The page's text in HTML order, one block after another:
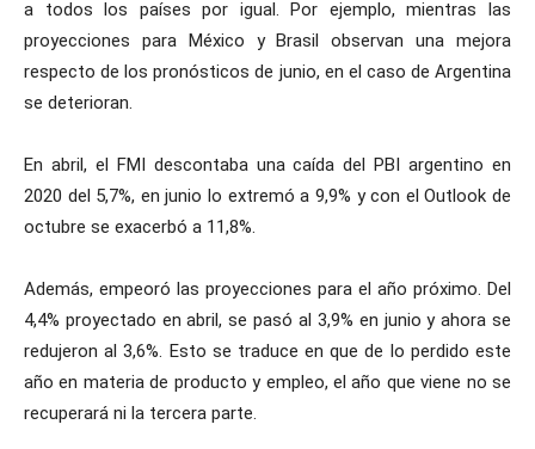
a todos los países por igual. Por ejemplo, mientras las
proyecciones para México y Brasil observan una mejora
respecto de los pronósticos de junio, en el caso de Argentina
se deterioran.
En abril, el FMI descontaba una caída del PBI argentino en
2020 del 5,7%, en junio lo extremó a 9,9% y con el Outlook de
octubre se exacerbó a 11,8%.
Además, empeoró las proyecciones para el año próximo. Del
4,4% proyectado en abril, se pasó al 3,9% en junio y ahora se
redujeron al 3,6%. Esto se traduce en que de lo perdido este
año en materia de producto y empleo, el año que viene no se
recuperará ni la tercera parte.